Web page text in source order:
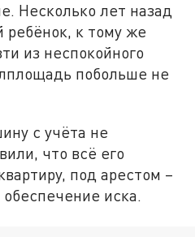
Несколько лет назад
ребёнок, к тому же
из неспокойного
побольше не
с учёта не
что всё его
под арестом –
иска.